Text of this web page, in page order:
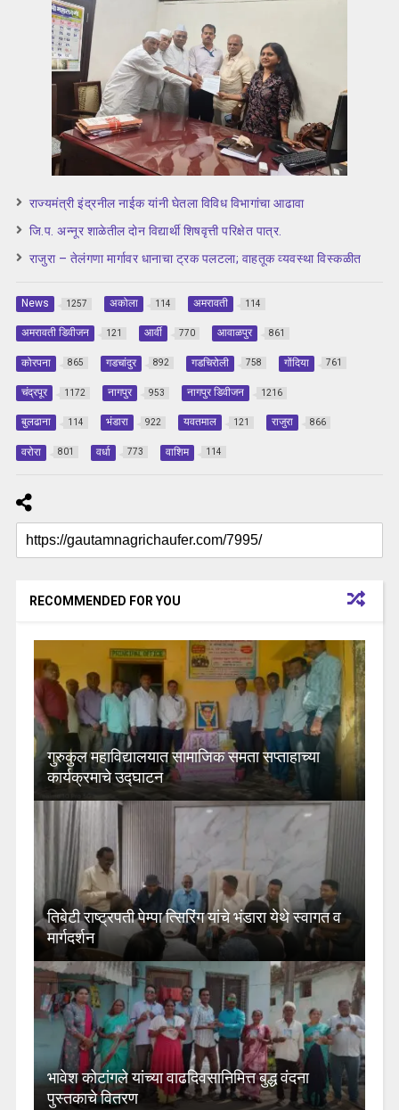
राज्यमंत्री इंद्रनील नाईक यांनी घेतला विविध विभागांचा आढावा
जि.प. अन्नूर शाळेतील दोन विद्यार्थी शिषवृत्ती परिक्षेत पात्र.
राजुरा – तेलंगणा मार्गावर धानाचा ट्रक पलटला; वाहतूक व्यवस्था विस्कळीत
News 1257 अकोला 114 अमरावती 114
अमरावती डिवीजन 121 आर्वी 770 आवाळपुर 861
कोरपना 865 गडचांदुर 892 गडचिरोली 758 गोंदिया 761
चंद्रपूर 1172 नागपुर 953 नागपुर डिवीजन 1216
बुलढाना 114 भंडारा 922 यवतमाल 121 राजुरा 866
वरोरा 801 वर्धा 773 वाशिम 114
RECOMMENDED FOR YOU
गुरुकुल महाविद्यालयात सामाजिक समता सप्ताहाच्या
कार्यक्रमाचे उद्घाटन
तिबेटी राष्ट्रपती पेम्पा त्सिरिंग यांचे भंडारा येथे स्वागत व
मार्गदर्शन
भावेश कोटांगले यांच्या वाढदिवसानिमित्त बुद्ध वंदना
पुस्तकाचे वितरण